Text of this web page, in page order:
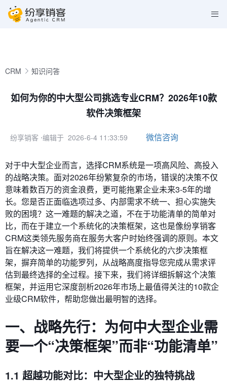
CRM 知识问答
如何为你的中大型公司挑选专业CRM？2026年10款
软件决策框架
纷享销客 ⋅编辑于 2026-6-4 11:33:59 微信咨询
对于中大型企业而言，选择CRM系统是一项高风险、高投入
的战略决策。面对2026年纷繁复杂的市场，错误的决策不仅
意味着数百万的资金浪费，更可能拖累企业未来3-5年的增
长。您是否正面临选项过多、内部需求不统一、担心实施失
败的困境？这一难题的解决之道，不在于功能清单的简单对
比，而在于建立一个系统化的决策框架，这也是像纷享销客
CRM这类领先服务商在服务大客户时始终强调的原则。本文
旨在解决这一难题，我们将提供一个系统化的六步决策框
架，摒弃简单的功能罗列，从战略高度指导您完成从需求评
估到最终选择的全过程。接下来，我们将详细拆解这个决策
框架，并运用它深度剖析2026年市场上最值得关注的10款企
业级CRM软件，帮助您做出最明智的选择。
一、战略先行：为何中大型企业需
要一个“决策框架”而非“功能清单”
1.1 超越功能对比：中大型企业的独特挑战